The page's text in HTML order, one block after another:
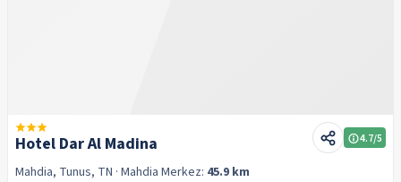
Hotel Dar Al Madina 4.7/5
Mahdia, Tunus, TN · Mahdia Merkez: 45.9 km